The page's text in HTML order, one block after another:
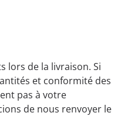
lors de la livraison. Si
et conformité des
pas à votre
de nous renvoyer le